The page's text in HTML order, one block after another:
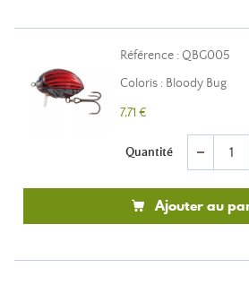
Référence : QBG005
Coloris : Bloody Bug
7,71 €
Quantité remove
Ajouter au